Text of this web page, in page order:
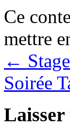
Ce
mettre
←
Soirée
Laisser